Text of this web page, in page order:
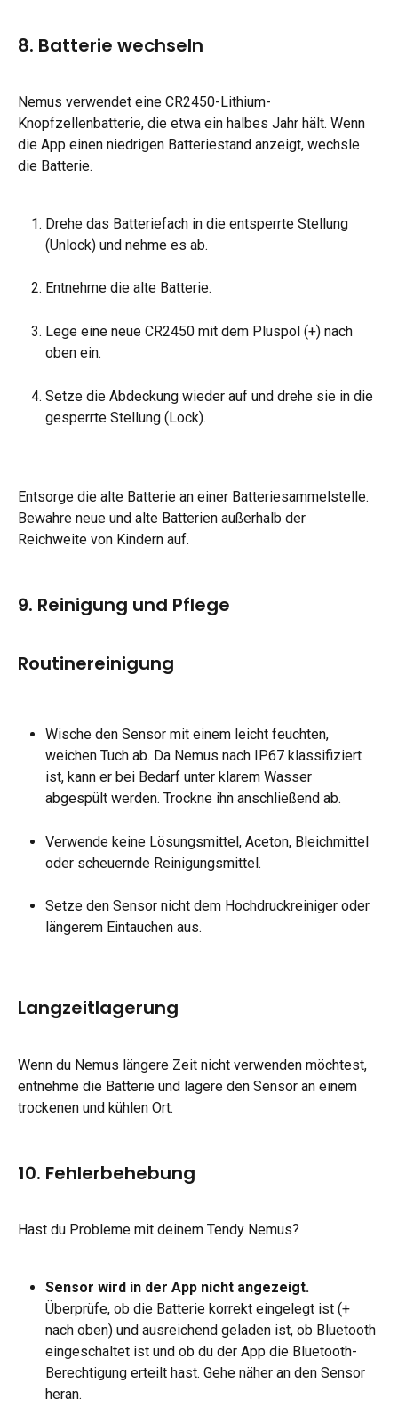
8. Batterie wechseln
Nemus verwendet eine CR2450-Lithium-
Knopfzellenbatterie, die etwa ein halbes Jahr hält. Wenn
die App einen niedrigen Batteriestand anzeigt, wechsle
die Batterie.
Drehe das Batteriefach in die entsperrte Stellung
(Unlock) und nehme es ab.
Entnehme die alte Batterie.
Lege eine neue CR2450 mit dem Pluspol (+) nach
oben ein.
Setze die Abdeckung wieder auf und drehe sie in die
gesperrte Stellung (Lock).
Entsorge die alte Batterie an einer Batteriesammelstelle.
Bewahre neue und alte Batterien außerhalb der
Reichweite von Kindern auf.
9. Reinigung und Pflege
Routinereinigung
Wische den Sensor mit einem leicht feuchten,
weichen Tuch ab. Da Nemus nach IP67 klassifiziert
ist, kann er bei Bedarf unter klarem Wasser
abgespült werden. Trockne ihn anschließend ab.
Verwende keine Lösungsmittel, Aceton, Bleichmittel
oder scheuernde Reinigungsmittel.
Setze den Sensor nicht dem Hochdruckreiniger oder
längerem Eintauchen aus.
Langzeitlagerung
Wenn du Nemus längere Zeit nicht verwenden möchtest,
entnehme die Batterie und lagere den Sensor an einem
trockenen und kühlen Ort.
10. Fehlerbehebung
Hast du Probleme mit deinem Tendy Nemus?
Sensor wird in der App nicht angezeigt.
Überprüfe, ob die Batterie korrekt eingelegt ist (+
nach oben) und ausreichend geladen ist, ob Bluetooth
eingeschaltet ist und ob du der App die Bluetooth-
Berechtigung erteilt hast. Gehe näher an den Sensor
heran.